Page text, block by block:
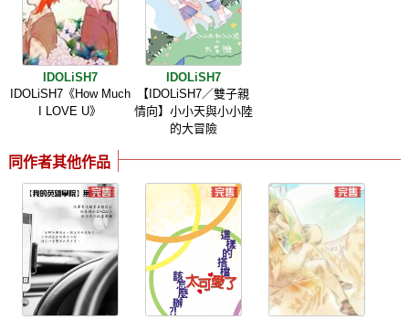
IDOLiSH7
IDOLiSH7《How Much
I LOVE U》
IDOLiSH7
【IDOLiSH7／雙子親
情向】小小天與小小陸
的大冒險
同作者其他作品